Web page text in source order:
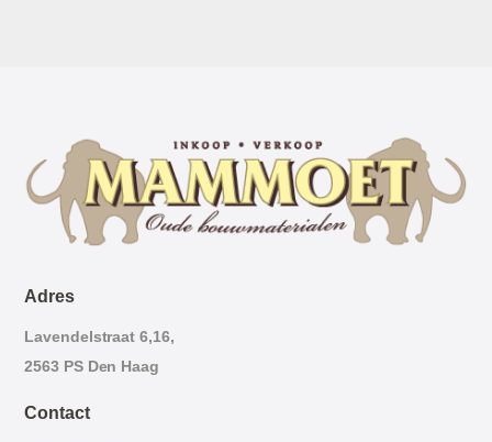
Adres
Lavendelstraat 6,16,
2563 PS Den Haag
Contact